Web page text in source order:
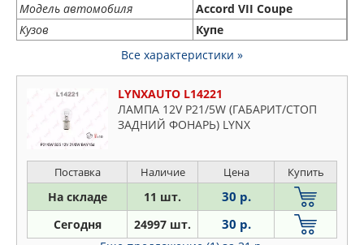
Модель автомобиля
Accord VII Coupe
Кузов
Купе
Все характеристики »
LYNXAUTO L14221
ЛАМПА 12V P21/5W (ГАБАРИТ/СТОП
ЗАДНИЙ ФОНАРЬ) LYNX
Поставка Наличие Цена Купить
На складе 11 шт. 30 р.
Сегодня 24997 шт. 30 р.